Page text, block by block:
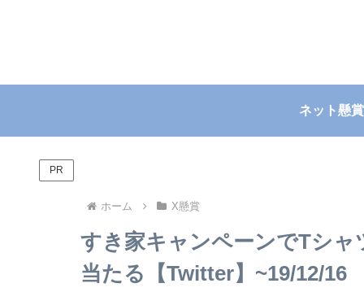
ネット懸賞
PR
ホーム X懸賞
すき家キャンペーンでTシ
当たる【Twitter】~19/12/16